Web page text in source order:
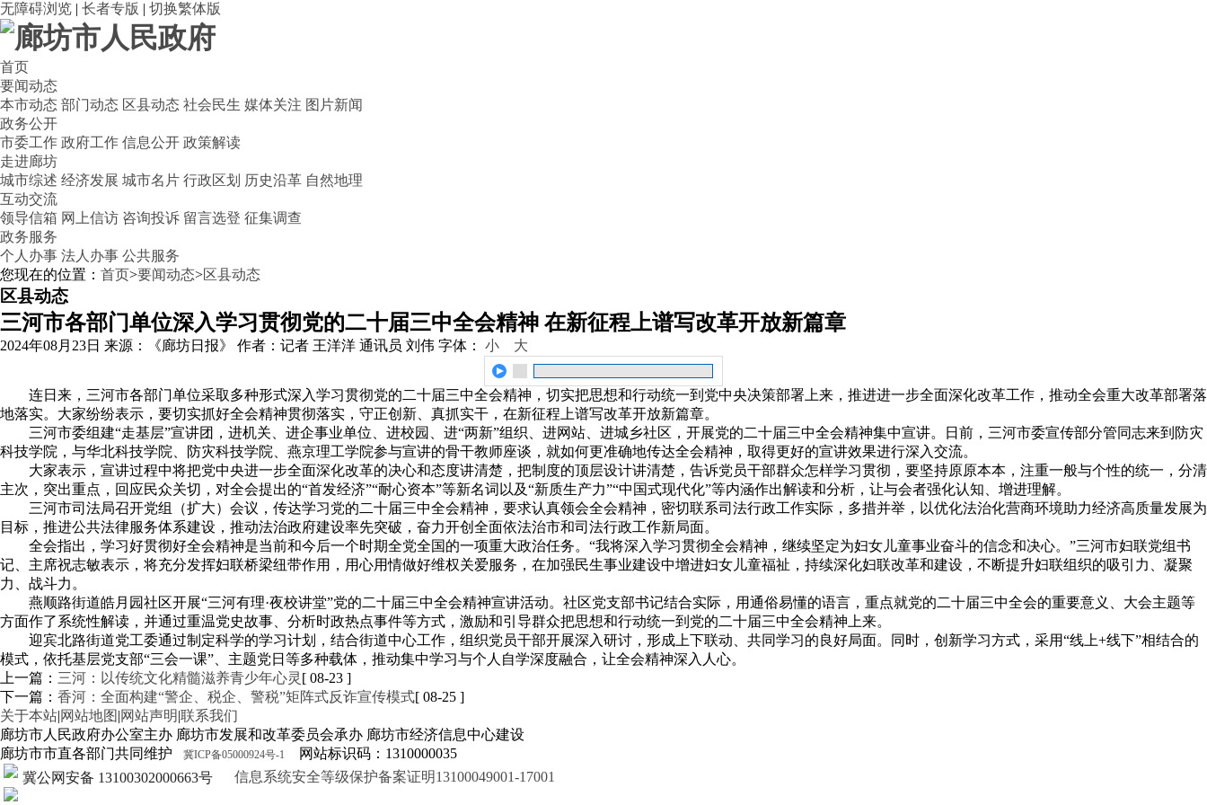
无障碍浏览 | 长者专版 | 切换繁体版
首页
要闻动态
本市动态 部门动态 区县动态 社会民生 媒体关注 图片新闻
政务公开
市委工作 政府工作 信息公开 政策解读
走进廊坊
城市综述 经济发展 城市名片 行政区划 历史沿革 自然地理
互动交流
领导信箱 网上信访 咨询投诉 留言选登 征集调查
政务服务
个人办事 法人办事 公共服务
您现在的位置： 首页>要闻动态>区县动态
区县动态
三河市各部门单位深入学习贯彻党的二十届三中全会精神 在新征程上谱写改革开放新篇章
2024年08月23日 来源：《廊坊日报》 作者：记者 王洋洋 通讯员 刘伟 字体： 小 大
连日来，三河市各部门单位采取多种形式深入学习贯彻党的二十届三中全会精神，切实把思想和行动统一到党中央决策部署上来，推进进一步全面深化改革工作，推动全会重大改革部署落
地落实。大家纷纷表示，要切实抓好全会精神贯彻落实，守正创新、真抓实干，在新征程上谱写改革开放新篇章。
三河市委组建“走基层”宣讲团，进机关、进企事业单位、进校园、进“两新”组织、进网站、进城乡社区，开展党的二十届三中全会精神集中宣讲。日前，三河市委宣传部分管同志来到防灾
科技学院，与华北科技学院、防灾科技学院、燕京理工学院参与宣讲的骨干教师座谈，就如何更准确地传达全会精神，取得更好的宣讲效果进行深入交流。
大家表示，宣讲过程中将把党中央进一步全面深化改革的决心和态度讲清楚，把制度的顶层设计讲清楚，告诉党员干部群众怎样学习贯彻，要坚持原原本本，注重一般与个性的统一，分清
主次，突出重点，回应民众关切，对全会提出的“首发经济”“耐心资本”等新名词以及“新质生产力”“中国式现代化”等内涵作出解读和分析，让与会者强化认知、增进理解。
三河市司法局召开党组（扩大）会议，传达学习党的二十届三中全会精神，要求认真领会全会精神，密切联系司法行政工作实际，多措并举，以优化法治化营商环境助力经济高质量发展为
目标，推进公共法律服务体系建设，推动法治政府建设率先突破，奋力开创全面依法治市和司法行政工作新局面。
全会指出，学习好贯彻好全会精神是当前和今后一个时期全党全国的一项重大政治任务。“我将深入学习贯彻全会精神，继续坚定为妇女儿童事业奋斗的信念和决心。”三河市妇联党组书
记、主席祝志敏表示，将充分发挥妇联桥梁纽带作用，用心用情做好维权关爱服务，在加强民生事业建设中增进妇女儿童福祉，持续深化妇联改革和建设，不断提升妇联组织的吸引力、凝聚
力、战斗力。
燕顺路街道皓月园社区开展“三河有理·夜校讲堂”党的二十届三中全会精神宣讲活动。社区党支部书记结合实际，用通俗易懂的语言，重点就党的二十届三中全会的重要意义、大会主题等
方面作了系统性解读，并通过重温党史故事、分析时政热点事件等方式，激励和引导群众把思想和行动统一到党的二十届三中全会精神上来。
迎宾北路街道党工委通过制定科学的学习计划，结合街道中心工作，组织党员干部开展深入研讨，形成上下联动、共同学习的良好局面。同时，创新学习方式，采用“线上+线下”相结合的
模式，依托基层党支部“三会一课”、主题党日等多种载体，推动集中学习与个人自学深度融合，让全会精神深入人心。
上一篇： 三河：以传统文化精髓滋养青少年心灵 [ 08-23 ]
下一篇： 香河：全面构建“警企、税企、警税”矩阵式反诈宣传模式[ 08-25 ]
关于本站|网站地图 |网站声明|联系我们
廊坊市人民政府办公室主办 廊坊市发展和改革委员会承办 廊坊市经济信息中心建设
廊坊市市直各部门共同维护
冀ICP备05000924号-1
网站标识码：1310000035
冀公网安备 13100302000663号
信息系统安全等级保护备案证明13100049001-17001